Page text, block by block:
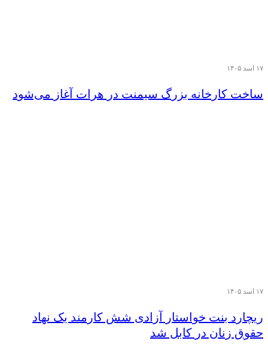
۱۷ اسد ۱۴۰۵
ساخت کارخانه بزرگ سیمنت در هرات آغاز می‌شود
۱۷ اسد ۱۴۰۵
ریچارد بنت خواستار آزادی شش کارمند یک نهاد
حقوق زنان در کابل شد